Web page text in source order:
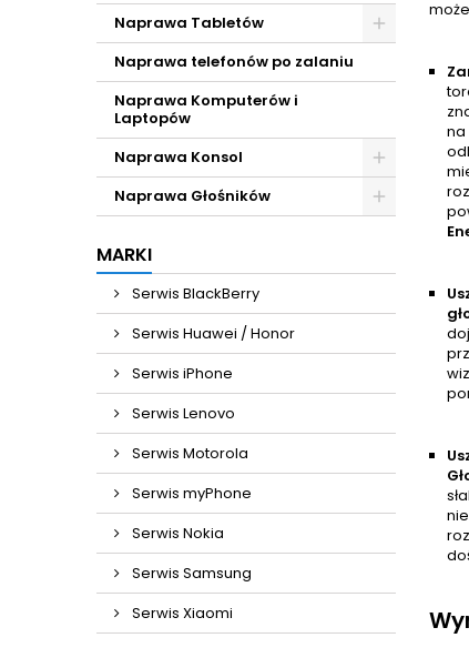
Naprawa Tabletów
Naprawa telefonów po zalaniu
Naprawa Komputerów i
Laptopów
Naprawa Konsol
Naprawa Głośników
MARKI
Serwis BlackBerry
Serwis Huawei / Honor
Serwis iPhone
Serwis Lenovo
Serwis Motorola
Serwis myPhone
Serwis Nokia
Serwis Samsung
Serwis Xiaomi